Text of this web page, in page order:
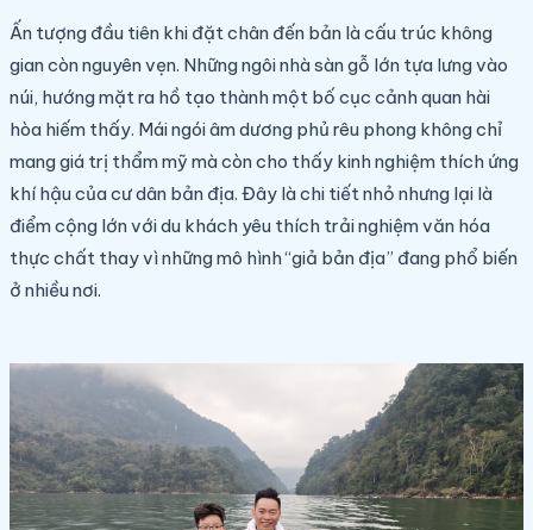
Ấn tượng đầu tiên khi đặt chân đến bản là cấu trúc không
gian còn nguyên vẹn. Những ngôi nhà sàn gỗ lớn tựa lưng vào
núi, hướng mặt ra hồ tạo thành một bố cục cảnh quan hài
hòa hiếm thấy. Mái ngói âm dương phủ rêu phong không chỉ
mang giá trị thẩm mỹ mà còn cho thấy kinh nghiệm thích ứng
khí hậu của cư dân bản địa. Đây là chi tiết nhỏ nhưng lại là
điểm cộng lớn với du khách yêu thích trải nghiệm văn hóa
thực chất thay vì những mô hình “giả bản địa” đang phổ biến
ở nhiều nơi.